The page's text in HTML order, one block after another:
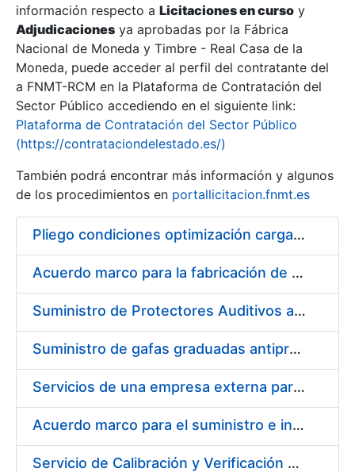
Mostrar/Ocultar
información respecto a Licitaciones en curso y
Adjudicaciones ya aprobadas por la Fábrica
Nacional de Moneda y Timbre - Real Casa de la
Moneda, puede acceder al perfil del contratante del
a FNMT-RCM en la Plataforma de Contratación del
Sector Público accediendo en el siguiente link:
Plataforma de Contratación del Sector Público
(https://contrataciondelestado.es/)
También podrá encontrar más información y algunos
de los procedimientos en portallicitacion.fnmt.es
Pliego condiciones optimización cargas compras firmado
Acuerdo marco para la fabricación de piezas
Suministro de Protectores Auditivos a medida para las personas trabajadoras de los Centros de Trabajo de Madrid y Burgos
Suministro de gafas graduadas antiproyecciones para los trabajadores de la FNMT-RCM en los centros de trabajo de Madrid y Burgos
Servicios de una empresa externa para el asesoramiento y resolución de los recursos de alzada que se presentan relacionados con procesos de selección para la FNMT-RCM
Acuerdo marco para el suministro e instalación de persianas, estores y otros complementos
Servicio de Calibración y Verificación Externa de los Equipos de Medición del Servicio de Prevención de la FNMT-RCM